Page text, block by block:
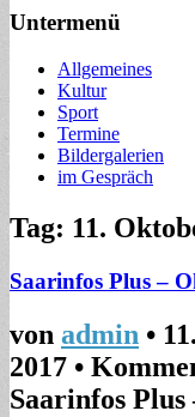
Untermenü
Allgemeines
Kultur
Sport
Termine
Bildergalerien
im Gespräch
Tag: 11.
Saarinfos Plus –
von admin •
2017 •
Saarinfos Plus